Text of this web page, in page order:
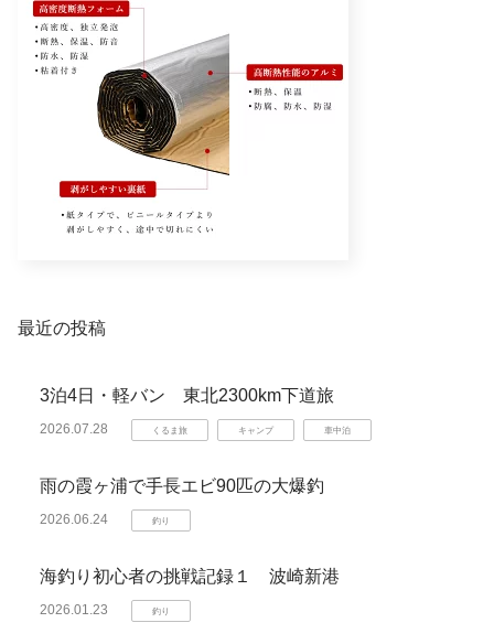
最近の投稿
3泊4日・軽バン 東北2300km下道旅
2026.07.28 くるま旅 キャンプ 車中泊
雨の霞ヶ浦で手長エビ90匹の大爆釣
2026.06.24 釣り
海釣り初心者の挑戦記録１ 波崎新港
2026.01.23 釣り